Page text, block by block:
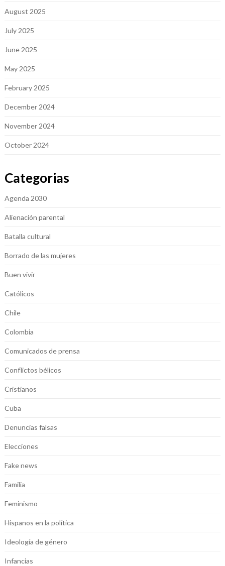
August 2025
July 2025
June 2025
May 2025
February 2025
December 2024
November 2024
October 2024
Categorias
Agenda 2030
Alienación parental
Batalla cultural
Borrado de las mujeres
Buen vivir
Católicos
Chile
Colombia
Comunicados de prensa
Conflictos bélicos
Cristianos
Cuba
Denuncias falsas
Elecciones
Fake news
Familia
Feminismo
Hispanos en la política
Ideología de género
Infancias